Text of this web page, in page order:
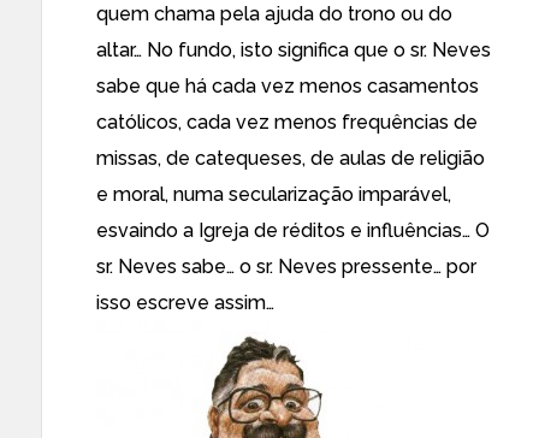
quem chama pela ajuda do trono ou do
altar… No fundo, isto significa que o sr. Neves
sabe que há cada vez menos casamentos
católicos, cada vez menos frequências de
missas, de catequeses, de aulas de religião
e moral, numa secularização imparável,
esvaindo a Igreja de réditos e influências… O
sr. Neves sabe… o sr. Neves pressente… por
isso escreve assim…